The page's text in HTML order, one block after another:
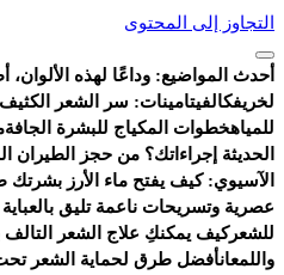
التجاوز إلى المحتوى
أحدث المواضيع: وداعًا لهذه الألوان،
لخريفكالفيتامينات: سر الشعر الكثيف
للمياهخطوات المكياج للبشرة الجافة
الحديثة إجراءاتك؟ من حجز
الآسيوي: كيف يفتح ماء الأرز بشرتك
عصرية وتسريحات ناعمة تليق بالعباية
للشعركيف يمكنكِ علاج الشعر
واللمعانأفضل طرق لحماية الشعر